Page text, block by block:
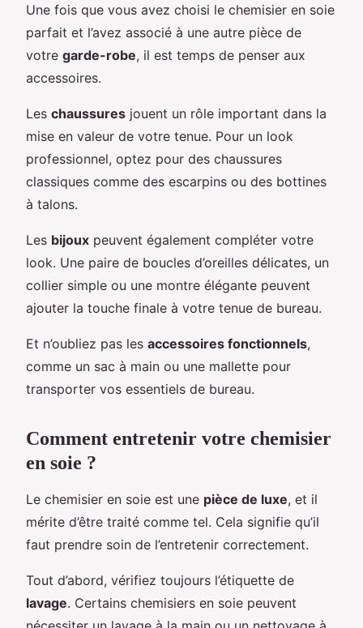
Une fois que vous avez choisi le chemisier en soie
parfait et l’avez associé à une autre pièce de
votre garde-robe, il est temps de penser aux
accessoires.
Les chaussures jouent un rôle important dans la
mise en valeur de votre tenue. Pour un look
professionnel, optez pour des chaussures
classiques comme des escarpins ou des bottines
à talons.
Les bijoux peuvent également compléter votre
look. Une paire de boucles d’oreilles délicates, un
collier simple ou une montre élégante peuvent
ajouter la touche finale à votre tenue de bureau.
Et n’oubliez pas les accessoires fonctionnels,
comme un sac à main ou une mallette pour
transporter vos essentiels de bureau.
Comment entretenir votre chemisier
en soie ?
Le chemisier en soie est une pièce de luxe, et il
mérite d’être traité comme tel. Cela signifie qu’il
faut prendre soin de l’entretenir correctement.
Tout d’abord, vérifiez toujours l’étiquette de
lavage. Certains chemisiers en soie peuvent